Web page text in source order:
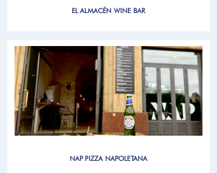
EL ALMACÉN WINE BAR
NAP PIZZA NAPOLETANA